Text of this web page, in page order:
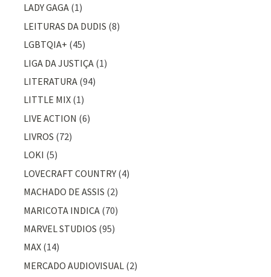
LADY GAGA (1)
LEITURAS DA DUDIS (8)
LGBTQIA+ (45)
LIGA DA JUSTIÇA (1)
LITERATURA (94)
LITTLE MIX (1)
LIVE ACTION (6)
LIVROS (72)
LOKI (5)
LOVECRAFT COUNTRY (4)
MACHADO DE ASSIS (2)
MARICOTA INDICA (70)
MARVEL STUDIOS (95)
MAX (14)
MERCADO AUDIOVISUAL (2)